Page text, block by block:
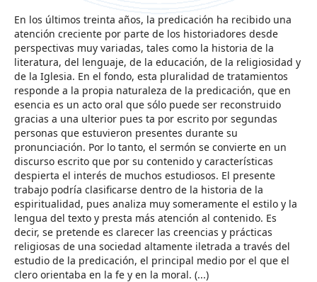
En los últimos treinta años, la predicación ha recibido una
atención creciente por parte de los historiadores desde
perspectivas muy variadas, tales como la historia de la
literatura, del lenguaje, de la educación, de la religiosidad y
de la Iglesia. En el fondo, esta pluralidad de tratamientos
responde a la propia naturaleza de la predicación, que en
esencia es un acto oral que sólo puede ser reconstruido
gracias a una ulterior pues ta por escrito por segundas
personas que estuvieron presentes durante su
pronunciación. Por lo tanto, el sermón se convierte en un
discurso escrito que por su contenido y características
despierta el interés de muchos estudiosos. El presente
trabajo podría clasificarse dentro de la historia de la
espiritualidad, pues analiza muy someramente el estilo y la
lengua del texto y presta más atención al contenido. Es
decir, se pretende es clarecer las creencias y prácticas
religiosas de una sociedad altamente iletrada a través del
estudio de la predicación, el principal medio por el que el
clero orientaba en la fe y en la moral. (...)